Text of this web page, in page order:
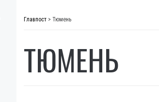
Главпост > Тюмень
ТЮМЕНЬ